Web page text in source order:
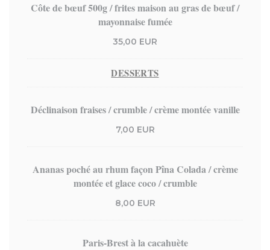
Côte de bœuf 500g / frites maison au gras de bœuf /
mayonnaise fumée
35,00 EUR
DESSERTS
Déclinaison fraises / crumble / crème montée vanille
7,00 EUR
Ananas poché au rhum façon Pîna Colada / crème
montée et glace coco / crumble
8,00 EUR
Paris-Brest à la cacahuète